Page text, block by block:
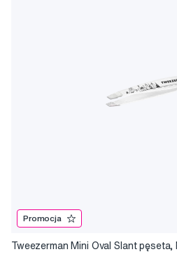
Promocja
Tweezerman Mini Oval Slant pęseta,